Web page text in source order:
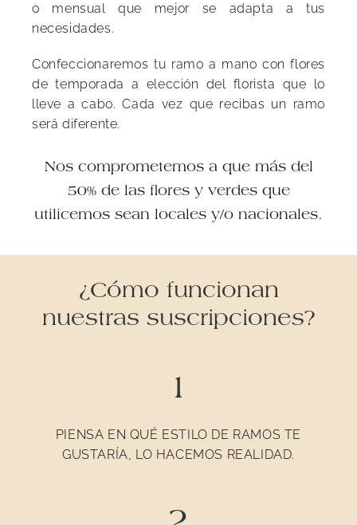
o mensual que mejor se adapta a tus
necesidades.
Confeccionaremos tu ramo a mano con flores
de temporada a elección del florista que lo
lleve a cabo. Cada vez que recibas un ramo
será diferente.
Nos comprometemos a que más del
50% de las flores y verdes que
utilicemos sean locales y/o nacionales.
¿Cómo funcionan
nuestras suscripciones?
1
PIENSA EN QUÉ ESTILO DE RAMOS TE
GUSTARÍA, LO HACEMOS REALIDAD.